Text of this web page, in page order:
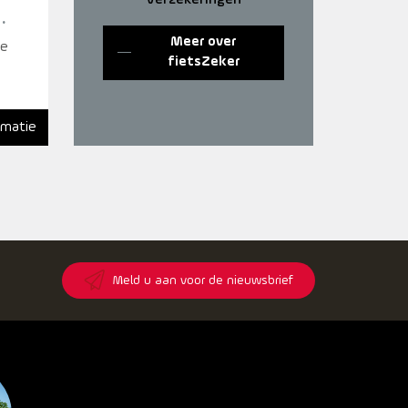
Meer over
fietsZeker
Meld u aan voor de nieuwsbrief